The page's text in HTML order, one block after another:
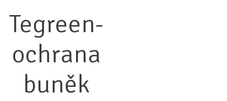
Tegreen-
ochrana
buněk